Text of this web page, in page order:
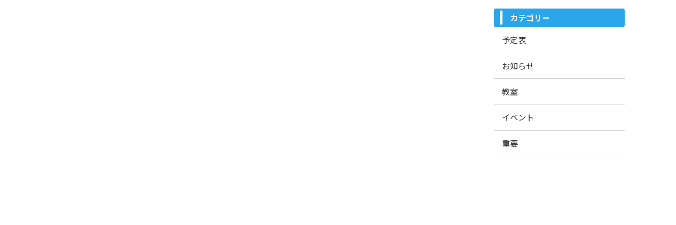
カテゴリー
予定表
お知らせ
教室
イベント
重要